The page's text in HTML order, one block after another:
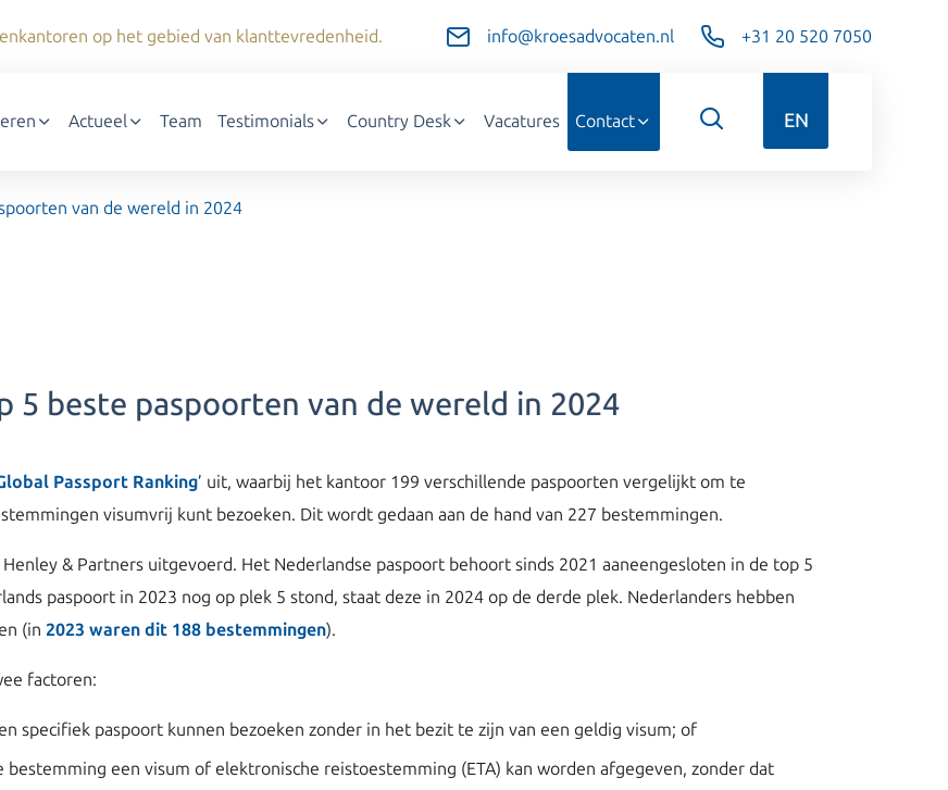
op het gebied van klanttevredenheid. info@kroesadvocaten.nl +31 20 520 7050
Actueel Team Testimonials Country Desk Vacatures Contact EN
van de wereld in 2024
5 beste paspoorten van de wereld in 2024
Passport Ranking’ uit, waarbij het kantoor 199 verschillende paspoorten vergelijkt om te
visumvrij kunt bezoeken. Dit wordt gedaan aan de hand van 227 bestemmingen.
& Partners uitgevoerd. Het Nederlandse paspoort behoort sinds 2021 aaneengesloten in de top 5
paspoort in 2023 nog op plek 5 stond, staat deze in 2024 op de derde plek. Nederlanders hebben
(in 2023 waren dit 188 bestemmingen).
factoren:
specifiek paspoort kunnen bezoeken zonder in het bezit te zijn van een geldig visum; of
bestemming een visum of elektronische reistoestemming (ETA) kan worden afgegeven, zonder dat